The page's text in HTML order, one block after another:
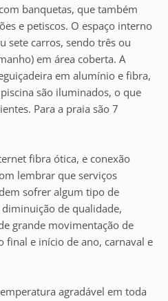
banquetas, que também
e petiscos. O espaço interno
sete carros, sendo três ou
em área coberta. A
em alumínio e fibra,
são iluminados, o que
Para a praia são 7
fibra ótica, e conexão
lembrar que serviços
sofrer algum tipo de
de qualidade,
grande movimentação de
final e início de ano, carnaval e
agradável em toda